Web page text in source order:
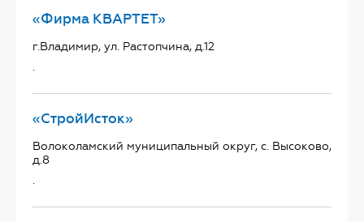
«Фирма КВАРТЕТ»
г.Владимир, ул. Растопчина, д.12
.
«СтройИсток»
Волоколамский муниципальный округ, с. Высоково,
д.8
.